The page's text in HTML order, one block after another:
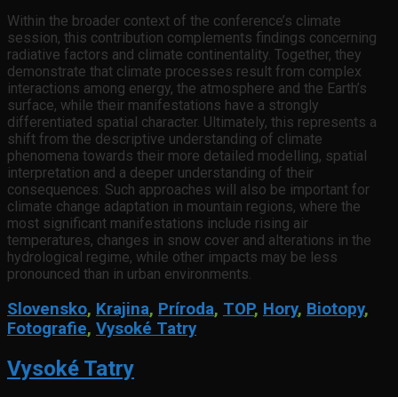
Within the broader context of the conference’s climate
session, this contribution complements findings concerning
radiative factors and climate continentality. Together, they
demonstrate that climate processes result from complex
interactions among energy, the atmosphere and the Earth’s
surface, while their manifestations have a strongly
differentiated spatial character. Ultimately, this represents a
shift from the descriptive understanding of climate
phenomena towards their more detailed modelling, spatial
interpretation and a deeper understanding of their
consequences. Such approaches will also be important for
climate change adaptation in mountain regions, where the
most significant manifestations include rising air
temperatures, changes in snow cover and alterations in the
hydrological regime, while other impacts may be less
pronounced than in urban environments.
Slovensko, Krajina, Príroda, TOP, Hory, Biotopy,
Fotografie, Vysoké Tatry
Vysoké Tatry